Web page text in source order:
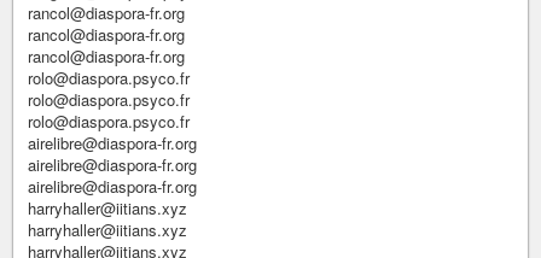
rancol@diaspora-fr.org
rancol@diaspora-fr.org
rancol@diaspora-fr.org
rolo@diaspora.psyco.fr
rolo@diaspora.psyco.fr
rolo@diaspora.psyco.fr
airelibre@diaspora-fr.org
airelibre@diaspora-fr.org
airelibre@diaspora-fr.org
harryhaller@iitians.xyz
harryhaller@iitians.xyz
harryhaller@iitians.xyz